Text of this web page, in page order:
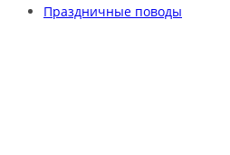
Праздничные поводы